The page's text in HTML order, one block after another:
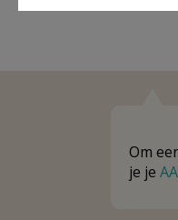
Om
je je